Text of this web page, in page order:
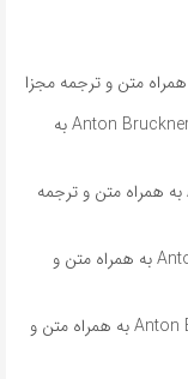
آهنگ آلمانی Mercurial Worst Case Band از Anton Bruckner به
آهنگ آلمانی Wer wir sind از Anton Bruckner به همراه متن و ترجمه
آهنگ آلمانی Tochterkomplex از Anton Bruckner به همراه متن و
آهنگ آلمانی Ticket für die Nacht از Anton Bruckner به همراه متن و